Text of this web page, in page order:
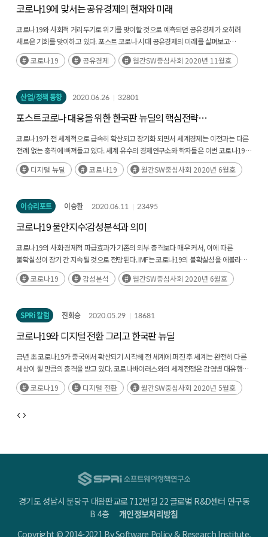
코로나19에 맞서는 공유경제의 현재와 미래
코로나19와 사회적 거리두기로 위기를 맞이할 것으로 예측되던 공유경제가 오히려
새로운 기회를 맞이하고 있다. 포스트 코로나 시대 공유경제의 미래를 살펴보고
공유경제가 나아가야 할 방향을 살펴본다.
코로나19 공유경제 월간SW중심사회 2020년 11월호
산업/정책 동향 2020.06.26 32801
포스트코로나 대응을 위한 한국판 뉴딜의 핵심전략
“디지털 뉴딜”
코로나19가 전 세계적으로 급속히 확산되고 장기화 되면서 세계경제는 이전과는 다른
전례 없는 충격에 빠져들고 있다. 세계 유수의 경제연구소와 학자들은 이번 코로나19로
인한 경제충격의 규모나 질적 양상이 과거 위기와 상당히 다르기 때문에 과거와는
차원이 다른 (후략)
디지털 뉴딜 코로나19 월간SW중심사회 2020년 6월호
이슈리포트 이승환 2020.06.11 23495
코로나19 불안지수:감성분석과 의미
코로나19의 사회·경제적 파급효과가 기존의 외부 충격보다 매우 커서, 이에 따른
불확실성이 장기 간 지속될 것으로 전망된다. IMF는 코로나19의 불확실성을 에볼라
바이러스의 20배 수준으로 분석하 였다. 불확실성 증대와 함께, 개인의 불안 심리
관리가 매우 중요한 요소로 부각되고 있다. 코로나19 확 산이 지속되면서 심리적
코로나19 감성분석 월간SW중심사회 2020년 6월호
SPRi 칼럼 진회승 2020.05.29 18681
코로나19와 디지털 전환 그리고 한국판 뉴딜
금년 초 코로나19가 중국에서 확산되기 시작해 전 세계에 퍼진 후 세계는 완전히 다른
세상이 될 만큼의 충격을 받고 있다. 코로나바이러스와의 세계전쟁은 감염병 대유행
단계인 팬데믹(Pandemic)을 겪고 있고 언제 끝날지, 어떻게 될지 아직 아무도 모르는
상황이다. 이 과정에서 다소(후략)
코로나19 디지털 전환 월간SW중심사회 2020년 5월호
경기도 성남시 분당구 대왕판교로 712번길 22 글로벌 R&D센터 연구동
B 4층개인정보처리방침
Copyright © 2014-2021 By Software Policy & Research Institute.